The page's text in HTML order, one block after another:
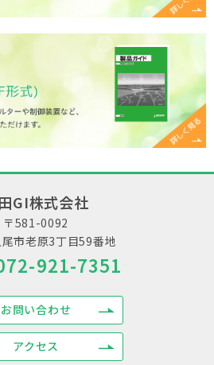
GI株式会社
〒581-0092
市老原3丁目59番地
921-7351
お問い合わせ
アクセス